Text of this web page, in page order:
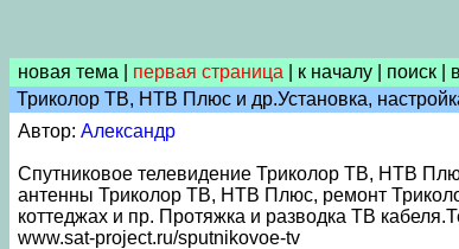
новая тема первая страница к началу поиск
Триколор ТВ, НТВ Плюс и др.Установка,
Автор: Александр
Спутниковое телевидение Триколор ТВ, НТВ
антенны Триколор ТВ, НТВ Плюс, ремонт
коттеджах и пр. Протяжка и разводка ТВ
www.sat-project.ru/sputnikovoe-tv